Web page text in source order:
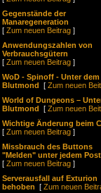
Gegenstände der
Manaregeneration
[ Zum neuen Beitrag ]
Anwendungszahlen von
Verbrauchsgütern
[ Zum neuen Beitrag ]
WoD - Spinoff - Unter dem
Blutmond [ Zum neuen
World of Dungeons –
Blutmond [ Zum neuen
Wichtige Änderung beim
[ Zum neuen Beitrag ]
Missbrauch des Buttons
"Melden" unter jedem Post
[ Zum neuen Beitrag ]
Serverausfall auf Exturion
behoben [ Zum neuen